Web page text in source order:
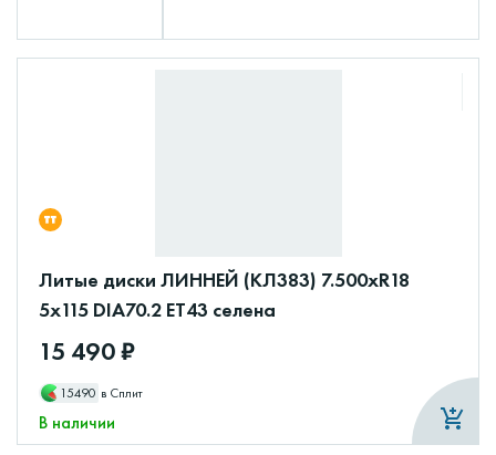
Литые диски ЛИННЕЙ (КЛ383) 7.500xR18
5x115 DIA70.2 ET43 селена
15 490 ₽
15490 в Сплит
В наличии